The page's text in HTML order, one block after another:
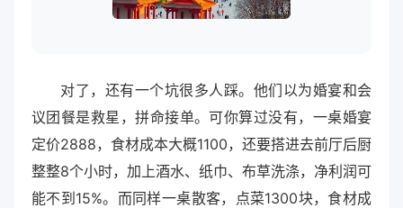
对了，还有一个坑很多人踩。他们以为婚宴和会
议团餐是救星，拼命接单。可你算过没有，一桌婚宴
定价2888，食材成本大概1100，还要搭进去前厅后厨
整整8个小时，加上酒水、纸巾、布草洗涤，净利润可
能不到15%。而同样一桌散客，点菜1300块，食材成